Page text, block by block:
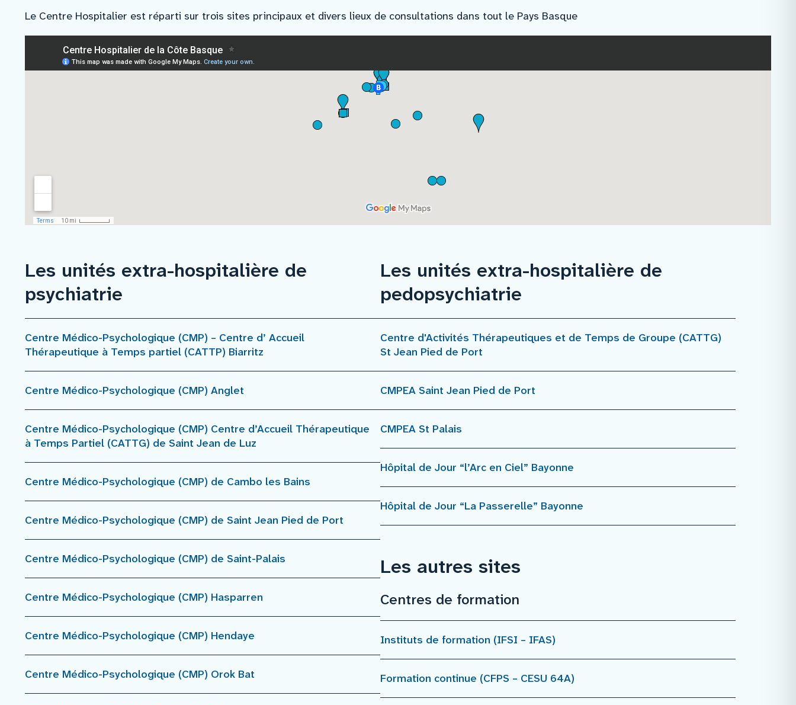
icance – institut de cancérologie
Vous former
Contact
Le Centre Hospitalier est réparti sur trois sites principaux et divers lieux de consultations dans tout le Pays Basque
Les unités extra-hospitalière de
psychiatrie
Centre Médico-Psychologique (CMP) – Centre d’ Accueil
Thérapeutique à Temps partiel (CATTP) Biarritz
Centre Médico-Psychologique (CMP) Anglet
Centre Médico-Psychologique (CMP) Centre d’Accueil Thérapeutique
à Temps Partiel (CATTG) de Saint Jean de Luz
Centre Médico-Psychologique (CMP) de Cambo les Bains
Centre Médico-Psychologique (CMP) de Saint Jean Pied de Port
Centre Médico-Psychologique (CMP) de Saint-Palais
Centre Médico-Psychologique (CMP) Hasparren
Centre Médico-Psychologique (CMP) Hendaye
Centre Médico-Psychologique (CMP) Orok Bat
Les unités extra-hospitalière de
pedopsychiatrie
Centre d'Activités Thérapeutiques et de Temps de Groupe (CATTG)
St Jean Pied de Port
CMPEA Saint Jean Pied de Port
CMPEA St Palais
Hôpital de Jour “l’Arc en Ciel” Bayonne
Hôpital de Jour “La Passerelle” Bayonne
Les autres sites
Centres de formation
Instituts de formation (IFSI – IFAS)
Formation continue (CFPS – CESU 64A)